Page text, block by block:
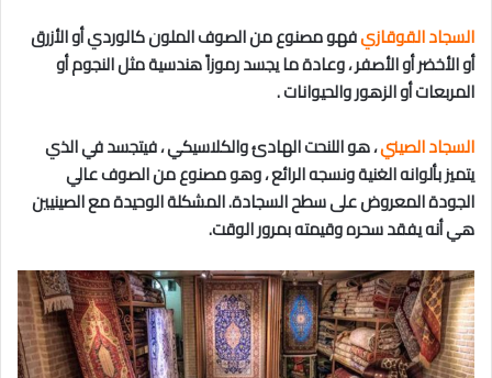
السجاد القوقازيفهو مصنوع من الصوف الملون كالوردي أو الأزرق
أو الأخضر أو ​​الأصفر ، وعادة ما يجسد رموزاً هندسية مثل النجوم أو
المربعات أو الزهور والحيوانات .
السجاد الصيني،هو اللنحت الهادئ والكلاسيكي ، فيتجسد فيالذي
يتميز بألوانه الغنية ونسجه الرائع ، وهو مصنوع من الصوف عالي
الجودة المعروض على سطح السجادة. المشكلة الوحيدة مع الصينيين
هي أنه يفقد سحره وقيمته بمرور الوقت.